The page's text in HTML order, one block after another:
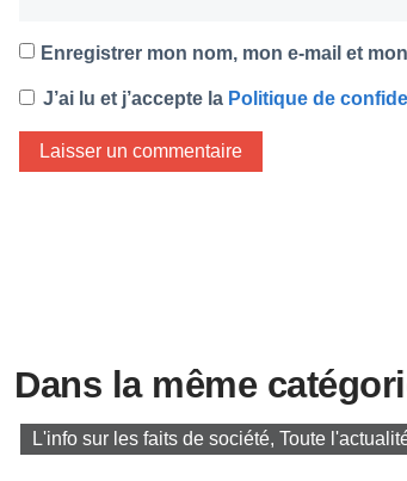
Enregistrer mon nom, mon e-mail et
J’ai lu et j’accepte la Politique de
Dans la même
L'info sur les faits de société, Toute